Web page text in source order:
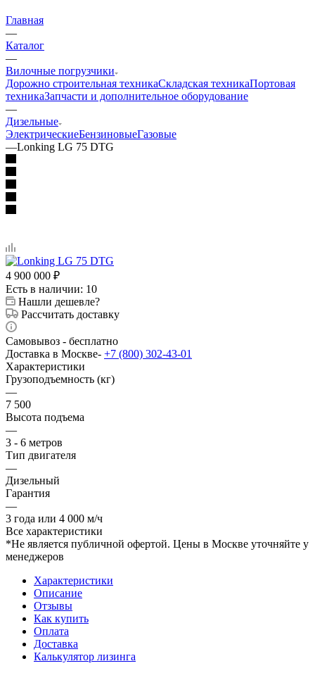
Главная
—
Каталог
—
Вилочные погрузчики
Дорожно строительная техникаСкладская техникаПортовая
техникаЗапчасти и дополнительное оборудование
—
Дизельные
ЭлектрическиеБензиновыеГазовые
—Lonking LG 75 DTG
4 900 000 ₽
Есть в наличии: 10
Нашли дешевле?
Рассчитать доставку
Самовывоз - бесплатно
Доставка в Москве- +7 (800) 302-43-01
Характеристики
Грузоподъемность (кг)
—
7 500
Высота подъема
—
3 - 6 метров
Тип двигателя
—
Дизельный
Гарантия
—
3 года или 4 000 м/ч
Все характеристики
*Не является публичной офертой. Цены в Москве уточняйте у
менеджеров
Характеристики
Описание
Отзывы
Как купить
Оплата
Доставка
Калькулятор лизинга